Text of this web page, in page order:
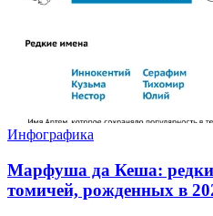
Инфографика
Марфуша да Кеша:
томичей, рожденных в